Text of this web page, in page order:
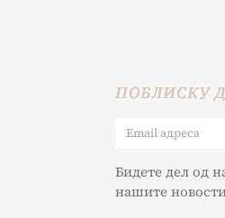
ПОБЛИСКУ
Бидете дел од
нашите